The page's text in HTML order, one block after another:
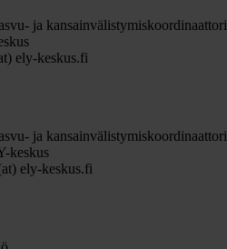
ja kansainvälistymiskoordinaattori
ely-keskus.fi
ja kansainvälistymiskoordinaattori
keskus
ely-keskus.fi